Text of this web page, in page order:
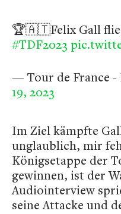
🏆🇦🇹Felix Gall
#TDF2023
— Tour de France -
19, 2023
Im Ziel kämpfte
unglaublich, mir
Königsetappe der
gewinnen, ist der
Audiointerview
seine Attacke und